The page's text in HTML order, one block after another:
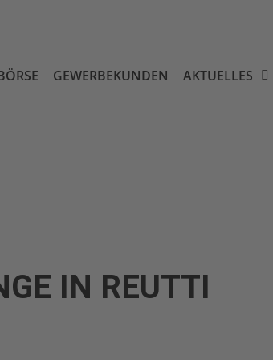
GEWERBEKUNDEN AKTUELLES
IN REUTTI